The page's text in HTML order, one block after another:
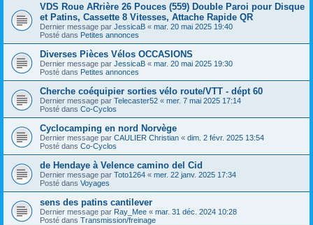
VDS Roue ARrière 26 Pouces (559) Double Paroi pour Disque
et Patins, Cassette 8 Vitesses, Attache Rapide QR
Dernier message par JessicaB « mar. 20 mai 2025 19:40
Posté dans Petites annonces
Diverses Pièces Vélos OCCASIONS
Dernier message par JessicaB « mar. 20 mai 2025 19:30
Posté dans Petites annonces
Cherche coéquipier sorties vélo route/VTT - dépt 60
Dernier message par Telecaster52 « mer. 7 mai 2025 17:14
Posté dans Co-Cyclos
Cyclocamping en nord Norvège
Dernier message par CAULIER Christian « dim. 2 févr. 2025 13:54
Posté dans Co-Cyclos
de Hendaye à Velence camino del Cid
Dernier message par Toto1264 « mer. 22 janv. 2025 17:34
Posté dans Voyages
sens des patins cantilever
Dernier message par Ray_Mee « mar. 31 déc. 2024 10:28
Posté dans Transmission/freinage